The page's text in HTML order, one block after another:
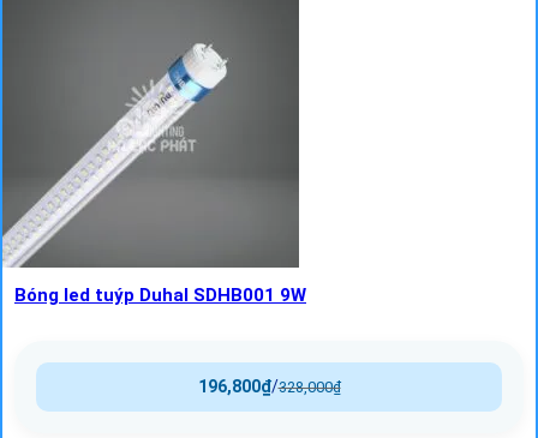
Bóng led tuýp Duhal SDHB001 9W
328,000₫
/
196,800₫